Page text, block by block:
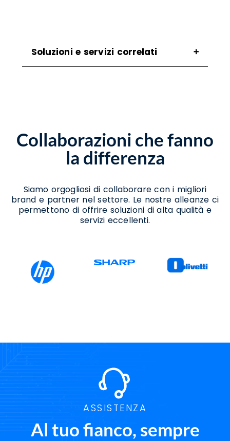
Soluzioni e servizi correlati
Nola
Vendita Stampanti Carbonara Di Nola
Vendita Stampanti Termiche Carbonara Di
Collaborazioni che fanno
la differenza
Siamo orgogliosi di collaborare con i migliori
brand e partner nel settore. Le nostre alleanze ci
permettono di offrire soluzioni di alta qualità e
servizi eccellenti.
ASSISTENZA
Al tuo fianco, sempre